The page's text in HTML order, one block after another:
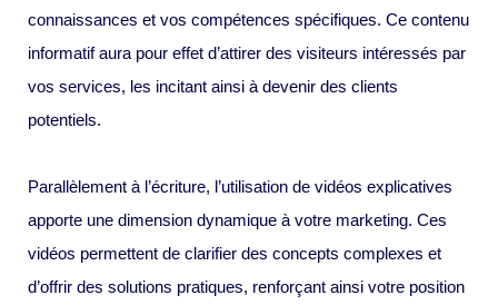
connaissances et vos compétences spécifiques. Ce contenu
informatif aura pour effet d’attirer des visiteurs intéressés par
vos services, les incitant ainsi à devenir des clients
potentiels.
Parallèlement à l’écriture, l’utilisation de vidéos explicatives
apporte une dimension dynamique à votre marketing. Ces
vidéos permettent de clarifier des concepts complexes et
d’offrir des solutions pratiques, renforçant ainsi votre position